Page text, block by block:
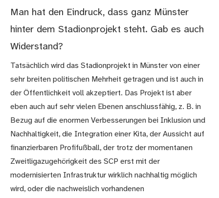
Man hat den Eindruck, dass ganz Münster
hinter dem Stadionprojekt steht. Gab es auch
Widerstand?
Tatsächlich wird das Stadionprojekt in Münster von einer
sehr breiten politischen Mehrheit getragen und ist auch in
der Öffentlichkeit voll akzeptiert. Das Projekt ist aber
eben auch auf sehr vielen Ebenen anschlussfähig, z. B. in
Bezug auf die enormen Verbesserungen bei Inklusion und
Nachhaltigkeit, die Integration einer Kita, der Aussicht auf
finanzierbaren Profifußball, der trotz der momentanen
Zweitligazugehörigkeit des SCP erst mit der
modernisierten Infrastruktur wirklich nachhaltig möglich
wird, oder die nachweislich vorhandenen